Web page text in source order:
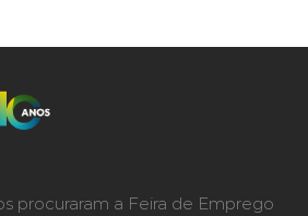
procuraram a Feira de Emprego